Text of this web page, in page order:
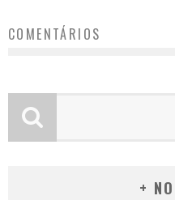
COMENTÁRIOS
+